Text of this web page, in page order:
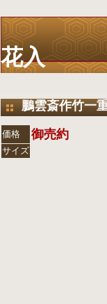
花入
鵬雲斎作竹
価格 御売約
サイズ